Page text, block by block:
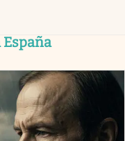
España